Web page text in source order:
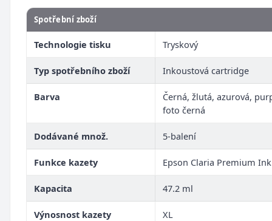
Spotřební zboží
Technologie tisku Tryskový
Typ spotřebního zboží Inkoustová cartridge
Barva
Černá, žlutá, azurová,
foto černá
Dodávané množ. 5-balení
Funkce kazety Epson Claria Premium Ink
Kapacita 47.2 ml
Výnosnost kazety XL